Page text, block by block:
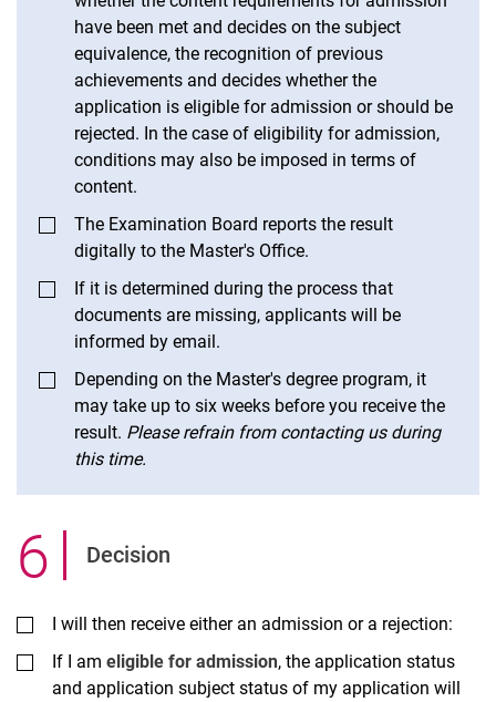
have been met and decides on the subject
equivalence, the recognition of previous
achievements and decides whether the
application is eligible for admission or should be
rejected. In the case of eligibility for admission,
conditions may also be imposed in terms of
content.
The Examination Board reports the result
digitally to the Master's Office.
If it is determined during the process that
documents are missing, applicants will be
informed by email.
Depending on the Master's degree program, it
may take up to six weeks before you receive the
result. Please refrain from contacting us during
this time.
6. Decision
I will then receive either an admission or a rejection:
If I am eligible for admission, the application status
and application subject status of my application will